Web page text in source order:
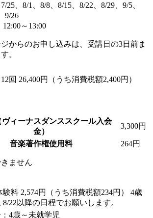
25、8/1、8/8、8/15、8/22、8/29、9/5、
9/26
～13:00
からのお申し込みは、受講日の3日前ま
。
回 26,400円（うち消費税額2,400円）
ィーナスダンススクール入会
金）
3,300円
音楽著作権使用料
264円
ません
験料 2,574円（うち消費税額234円） 4歳
8/22以降の日程でお願いします。
4歳～未就学児